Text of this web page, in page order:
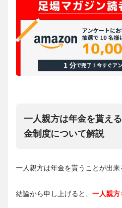
一人親方は年金を貰え
金制度について解説
一人親方は年金を貰うことが出来
結論から申し上げると、 一人親方